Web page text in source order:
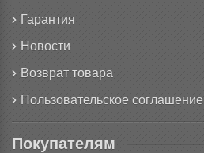
Гарантия
Новости
Возврат товара
Пользовательское соглашение
Покупателям